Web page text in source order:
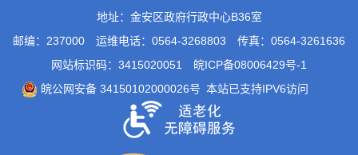
地址：金安区政府行政中心B36室
邮编：237000
运维电话：0564-3268803
传真：0564-3261636
网站标识码：3415020051
皖ICP备08006429号-1
皖公网安备 34150102000026号 本站已支持IPV6访问